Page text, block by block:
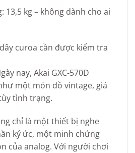
13,5 kg – không dành cho ai
curoa cần được kiểm tra
nay, Akai GXC-570D
một món đồ vintage, giá
tình trạng.
chỉ là một thiết bị nghe
ký ức, một minh chứng
của analog. Với người chơi